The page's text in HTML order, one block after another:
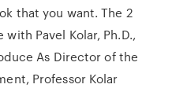
that you want. The 2
Pavel Kolar, Ph.D.,
As Director of the
Professor Kolar